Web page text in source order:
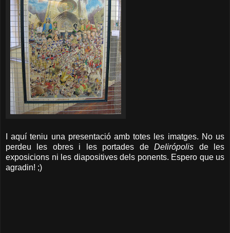
I aquí teniu una presentació amb totes les imatges. No us
perdeu les obres i les portades deDelirópolis de les
exposicions ni les diapositives dels ponents. Espero que us
agradin! ;)